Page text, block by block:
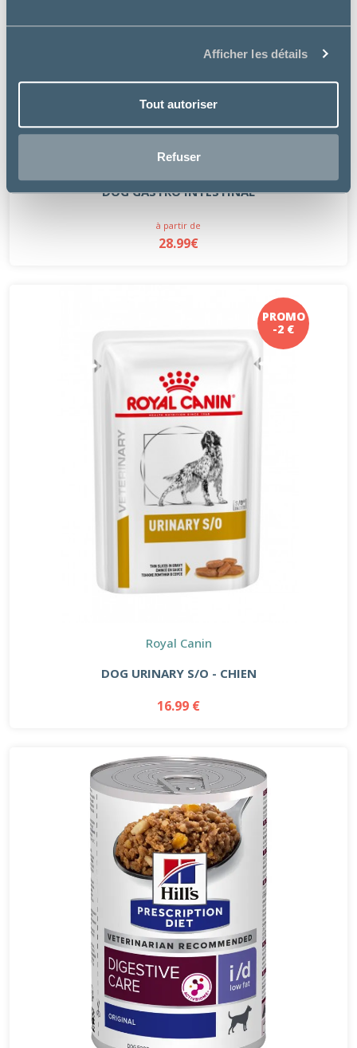
Afficher les détails
Tout autoriser
Refuser
Royal Canin
DOG GASTRO INTESTINAL
à partir de
28.99€
PROMO
-2 €
Royal Canin
DOG URINARY S/O - CHIEN
16.99 €